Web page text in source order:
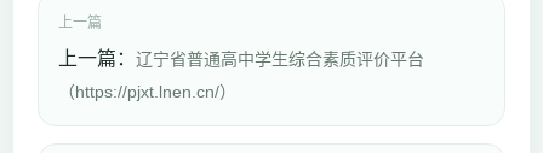
上一篇
上一篇： 辽宁省普通高中学生综合素质评价平台
（https://pjxt.lnen.cn/）